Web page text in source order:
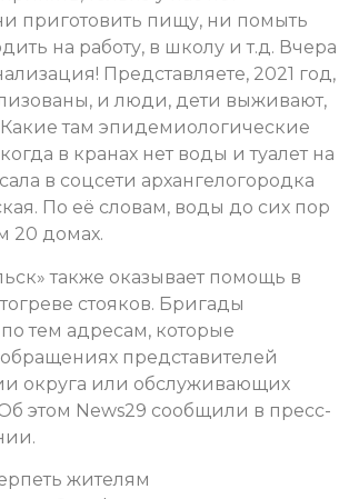
приготовить пищу, ни помыть
на работу, в школу и т.д. Вчера
Представляете, 2021 год,
и люди, дети выживают,
Какие там эпидемиологические
в кранах нет воды и туалет на
в соцсети архангелогородка
По её словам, воды до сих пор
20 домах.
также оказывает помощь в
стояков. Бригады
тем адресам, которые
представителей
округа или обслуживающих
этом News29 сообщили в пресс-
жителям